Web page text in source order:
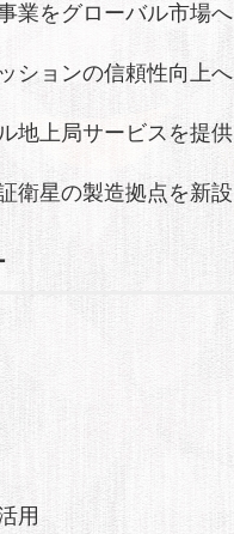
業をグローバル市場へ
ションの信頼性向上へ
地上局サービスを提供
衛星の製造拠点を新設
用